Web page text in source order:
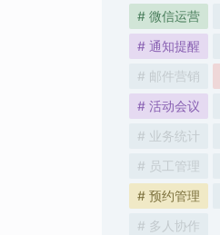
# 微信运营
# 通知提醒
# 邮件营销
# 活动会议
# 业务统计
# 员工管理
# 预约管理
# 多人协作